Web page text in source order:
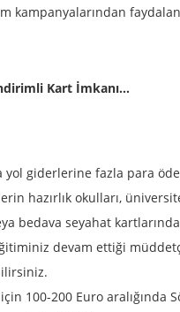
kampanyalarından
Kart İmkanı…
yol giderlerine fazla para
hazırlık okulları,
bedava seyahat
devam ettiği
100-200 Euro